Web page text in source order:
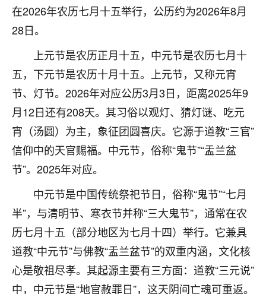
在2026年农历七月十五举行，公历约为2026年8月
28日。
上元节是农历正月十五，中元节是农历七月十
五，下元节是农历十月十五。上元节，又称元宵
节、灯节。2026年对应公历3月3日，距离2025年9
月12日还有208天。其习俗以观灯、猜灯谜、吃元
宵（汤圆）为主，象征团圆喜庆。它源于道教“三官”
信仰中的天官赐福。中元节，俗称“鬼节”“盂兰盆
节”。2025年对应。
中元节是中国传统祭祀节日，俗称“鬼节”“七月
半”，与清明节、寒衣节并称“三大鬼节”，通常在农
历七月十五（部分地区为七月十四）举行。它兼具
道教“中元节”与佛教“盂兰盆节”的双重内涵，文化核
心是敬祖尽孝。其起源主要有三方面：道教“三元说”
中，中元节是“地官赦罪日”，这天阴间亡魂可重返。
心心相印
我身体不太好，总是病病殃殃的，去检查又没什么大
问题，反正就是不舒服。中医西医看遍了，找不到问
题，后来无意中看到有人推荐慧来老师，跟老师聊过
之后，心情豁然开朗，也听老师建议，处理了一些因
果问题。今年以来，身体比以前好多，主要是心情好
了，老师说境随心转，现在深有体会了。
鹿森 ：是的，其实跟老师聊过之后，最大的感
触，首先就是心态会变好，万般皆是命，半点
不由人！
1天前 来自四川
金白水清
我也想找老师看看，有没有人给个联系方式的啊？
鹿森：慧来老师微信：gjsy0624
1天前 来自江西 12